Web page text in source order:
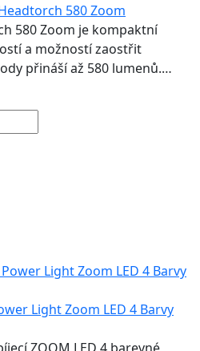
580 Zoom
580 Zoom je kompaktní
a možností zaostřit
přináší až 580 lumenů.…
Light Zoom LED 4 Barvy